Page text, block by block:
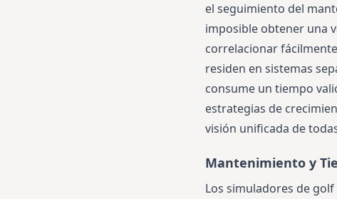
el seguimiento del
imposible obtener una
correlacionar
residen en sistemas
consume un tiempo
estrategias de
visión unificada de
Mantenimiento y
Los simuladores de